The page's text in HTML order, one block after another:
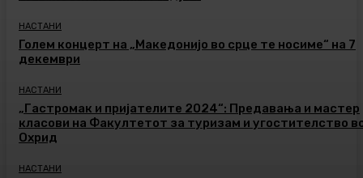
НАСТАНИ
Голем концерт на „Македонијо во срце те носиме“ на 7
декември
НАСТАНИ
„Гастромак и пријателите 2024“: Предавања и мастер
класови на Факултетот за туризам и угостителство
Охрид
НАСТАНИ